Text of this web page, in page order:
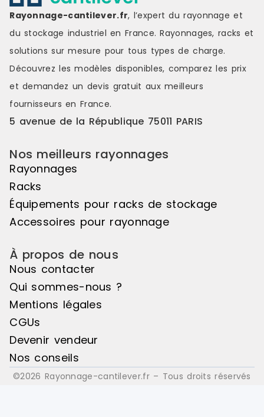
Rayonnage-cantilever.fr, l’expert du rayonnage et
du stockage industriel en France. Rayonnages, racks et
solutions sur mesure pour tous types de charge.
Découvrez les modèles disponibles, comparez les prix
et demandez un devis gratuit aux meilleurs
fournisseurs en France.
5 avenue de la République 75011 PARIS
Nos meilleurs rayonnages
Rayonnages
Racks
Équipements pour racks de stockage
Accessoires pour rayonnage
À propos de nous
Nous contacter
Qui sommes-nous ?
Mentions légales
CGUs
Devenir vendeur
Nos conseils
©2026 Rayonnage-cantilever.fr – Tous droits réservés